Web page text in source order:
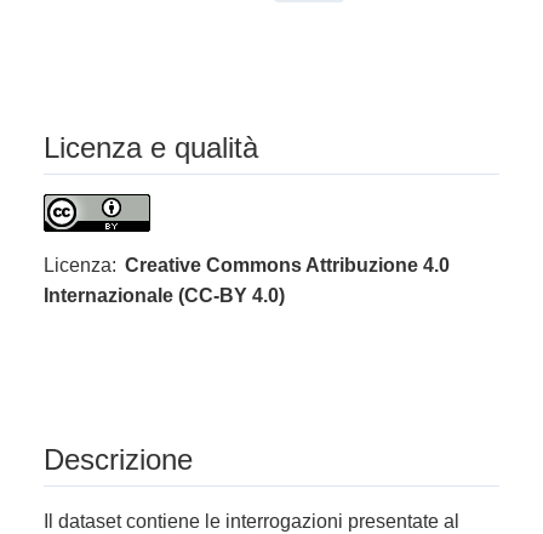
Licenza e qualità
Licenza: Creative Commons Attribuzione 4.0
Internazionale (CC-BY 4.0)
Descrizione
Il dataset contiene le interrogazioni presentate al